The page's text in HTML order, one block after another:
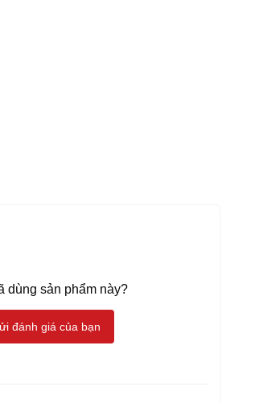
dùng sản phẩm này?
đánh giá của bạn